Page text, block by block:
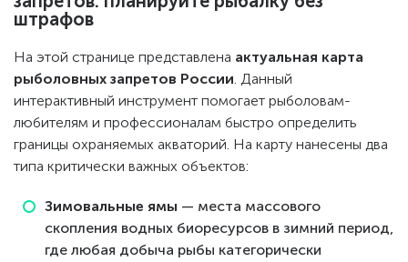
штрафов
На этой странице представлена актуальная карта
рыболовных запретов России. Данный
интерактивный инструмент помогает рыболовам-
любителям и профессионалам быстро определить
границы охраняемых акваторий. На карту нанесены два
типа критически важных объектов:
Зимовальные ямы — места массового
скопления водных биоресурсов в зимний период,
где любая добыча рыбы категорически